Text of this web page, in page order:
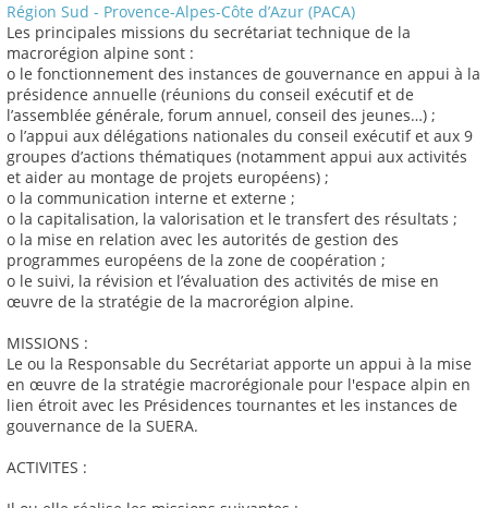
Région Sud - Provence-Alpes-Côte d’Azur (PACA)
Les principales missions du secrétariat technique de la
macrorégion alpine sont :
o le fonctionnement des instances de gouvernance en appui à la
présidence annuelle (réunions du conseil exécutif et de
l’assemblée générale, forum annuel, conseil des jeunes…) ;
o l’appui aux délégations nationales du conseil exécutif et aux 9
groupes d’actions thématiques (notamment appui aux activités
et aider au montage de projets européens) ;
o la communication interne et externe ;
o la capitalisation, la valorisation et le transfert des résultats ;
o la mise en relation avec les autorités de gestion des
programmes européens de la zone de coopération ;
o le suivi, la révision et l’évaluation des activités de mise en
œuvre de la stratégie de la macrorégion alpine.
MISSIONS :
Le ou la Responsable du Secrétariat apporte un appui à la mise
en œuvre de la stratégie macrorégionale pour l'espace alpin en
lien étroit avec les Présidences tournantes et les instances de
gouvernance de la SUERA.
ACTIVITES :